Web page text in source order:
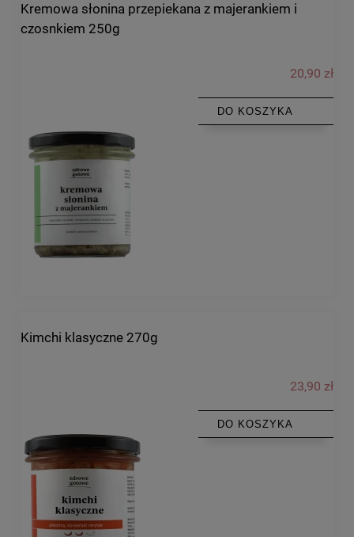
Kremowa słonina przepiekana z majerankiem i
czosnkiem 250g
20,90 zł
DO KOSZYKA
Kimchi klasyczne 270g
23,90 zł
DO KOSZYKA